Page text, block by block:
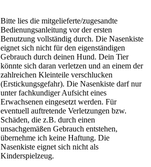
Bitte lies die mitgelieferte/zugesandte
Bedienungsanleitung vor der ersten
Benutzung vollständig durch. Die Nasenkiste
eignet sich nicht für den eigenständigen
Gebrauch durch deinen Hund. Dein Tier
könnte sich daran verletzen und an einem der
zahlreichen Kleinteile verschlucken
(Erstickungsgefahr). Die Nasenkiste darf nur
unter fachkundiger Aufsicht eines
Erwachsenen eingesetzt werden. Für
eventuell auftretende Verletzungen bzw.
Schäden, die z.B. durch einen
unsachgemäßen Gebrauch entstehen,
übernehme ich keine Haftung. Die
Nasenkiste eignet sich nicht als
Kinderspielzeug.